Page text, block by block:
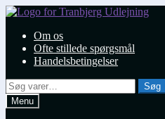
Spring
navigation
Spring
indholdOm os
Ofte stillede spørgsmål
Handelsbetingelser
Søg
efter:
Søg
Menu